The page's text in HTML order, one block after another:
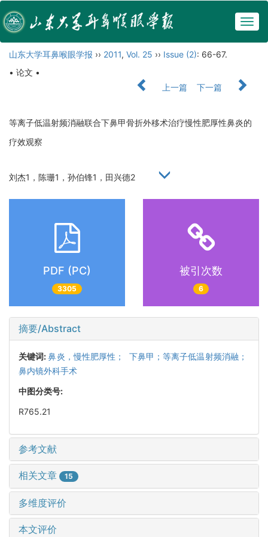
山东大学耳鼻喉眼学报 ›› 2011, Vol. 25 ›› Issue (2): 66-67.
• 论文 •
上一篇
下一篇
等离子低温射频消融联合下鼻甲骨折外移术治疗慢性肥厚性鼻炎的
疗效观察
刘杰1，陈珊1，孙伯锋1，田兴德2
PDF (PC)
3305
被引次数
6
摘要/Abstract
关键词:鼻炎，慢性肥厚性； 下鼻甲；等离子低温射频消融；
鼻内镜外科手术
中图分类号:
R765.21
参考文献
相关文章 15
多维度评价
本文评价